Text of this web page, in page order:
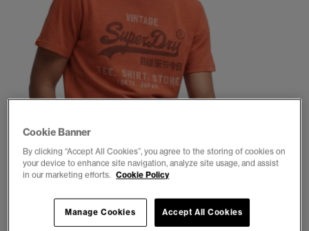
1 2 4 5
Cookie Banner
By clicking “Accept All Cookies”, you agree to the storing of cookies on
your device to enhance site navigation, analyze site usage, and assist
in our marketing efforts. Cookie Policy
Accept All Cookies
Manage Cookies